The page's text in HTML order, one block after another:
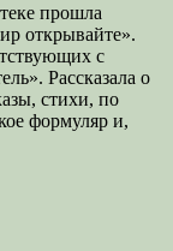
прошла
открывайте».
с
Рассказала о
стихи, по
формуляр и,